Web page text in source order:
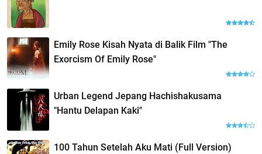
Emily Rose Kisah Nyata di Balik Film "The
Exorcism Of Emily Rose"
Urban Legend Jepang Hachishakusama
"Hantu Delapan Kaki"
100 Tahun Setelah Aku Mati (Full Version)